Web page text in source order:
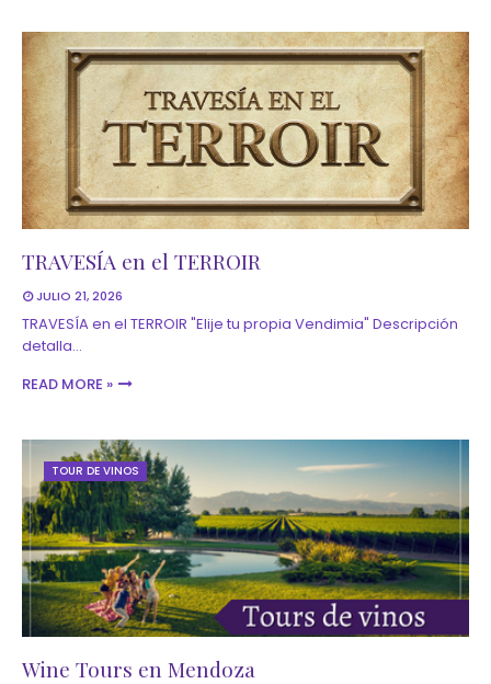
TRAVESÍA en el TERROIR
JULIO 21, 2026
TRAVESÍA en el TERROIR "Elije tu propia Vendimia" Descripción
detalla…
READ MORE »
TOUR DE VINOS
Wine Tours en Mendoza